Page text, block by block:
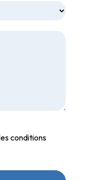
conditions